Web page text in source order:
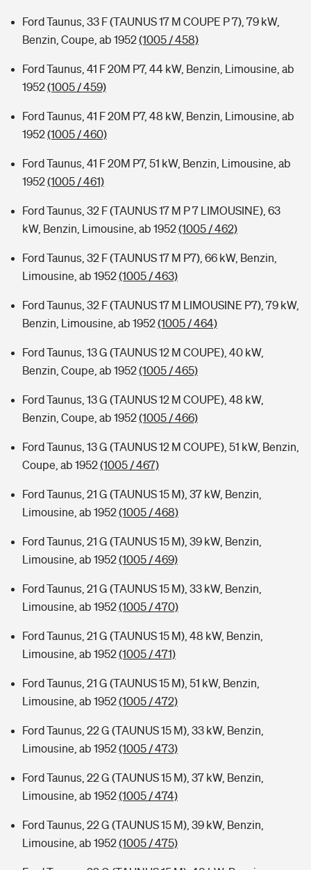
Ford Taunus, 33 F (TAUNUS 17 M COUPE P 7), 79 kW,
Benzin, Coupe, ab 1952(1005 / 458)
Ford Taunus, 41 F 20M P7, 44 kW, Benzin, Limousine, ab
1952(1005 / 459)
Ford Taunus, 41 F 20M P7, 48 kW, Benzin, Limousine, ab
1952(1005 / 460)
Ford Taunus, 41 F 20M P7, 51 kW, Benzin, Limousine, ab
1952(1005 / 461)
Ford Taunus, 32 F (TAUNUS 17 M P 7 LIMOUSINE), 63
kW, Benzin, Limousine, ab 1952(1005 / 462)
Ford Taunus, 32 F (TAUNUS 17 M P7), 66 kW, Benzin,
Limousine, ab 1952(1005 / 463)
Ford Taunus, 32 F (TAUNUS 17 M LIMOUSINE P7), 79 kW,
Benzin, Limousine, ab 1952(1005 / 464)
Ford Taunus, 13 G (TAUNUS 12 M COUPE), 40 kW,
Benzin, Coupe, ab 1952(1005 / 465)
Ford Taunus, 13 G (TAUNUS 12 M COUPE), 48 kW,
Benzin, Coupe, ab 1952(1005 / 466)
Ford Taunus, 13 G (TAUNUS 12 M COUPE), 51 kW, Benzin,
Coupe, ab 1952(1005 / 467)
Ford Taunus, 21 G (TAUNUS 15 M), 37 kW, Benzin,
Limousine, ab 1952(1005 / 468)
Ford Taunus, 21 G (TAUNUS 15 M), 39 kW, Benzin,
Limousine, ab 1952(1005 / 469)
Ford Taunus, 21 G (TAUNUS 15 M), 33 kW, Benzin,
Limousine, ab 1952(1005 / 470)
Ford Taunus, 21 G (TAUNUS 15 M), 48 kW, Benzin,
Limousine, ab 1952(1005 / 471)
Ford Taunus, 21 G (TAUNUS 15 M), 51 kW, Benzin,
Limousine, ab 1952(1005 / 472)
Ford Taunus, 22 G (TAUNUS 15 M), 33 kW, Benzin,
Limousine, ab 1952(1005 / 473)
Ford Taunus, 22 G (TAUNUS 15 M), 37 kW, Benzin,
Limousine, ab 1952(1005 / 474)
Ford Taunus, 22 G (TAUNUS 15 M), 39 kW, Benzin,
Limousine, ab 1952(1005 / 475)